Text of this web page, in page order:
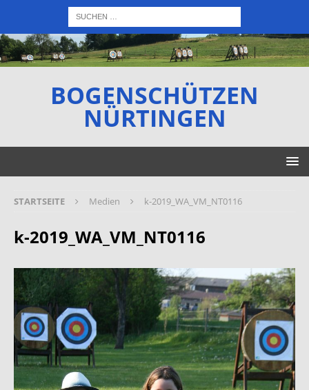
BOGENSCHÜTZEN
NÜRTINGEN
STARTSEITE Medien k-2019_WA_VM_NT0116
k-2019_WA_VM_NT0116